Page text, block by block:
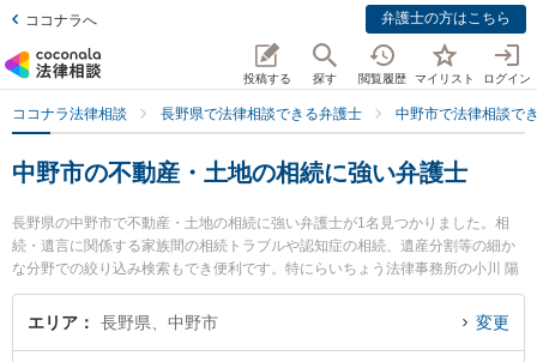
ココナラへ 弁護士の方はこちら
投稿する 探す 閲覧履歴 マイリスト ログイン
ココナラ法律相談 長野県で法律相談できる弁護士 中野市で法律相談で
中野市の不動産・土地の相続に強い弁護士
長野県の中野市で不動産・土地の相続に強い弁護士が1名見つかりました。相
続・遺言に関係する家族間の相続トラブルや認知症の相続、遺産分割等の細か
な分野での絞り込み検索もでき便利です。特にらいちょう法律事務所の小川 陽
一弁護士のプロフィール情報や弁護士費用、強みなどが注目されています。
『中野市で土日や夜間に発生した不動産・土地の相続のトラブルを今すぐに弁
エリア 長野県、中野市 変更